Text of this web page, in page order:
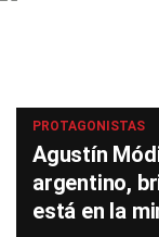
PROTAGONISTAS
Agustín
argentino,
está en la